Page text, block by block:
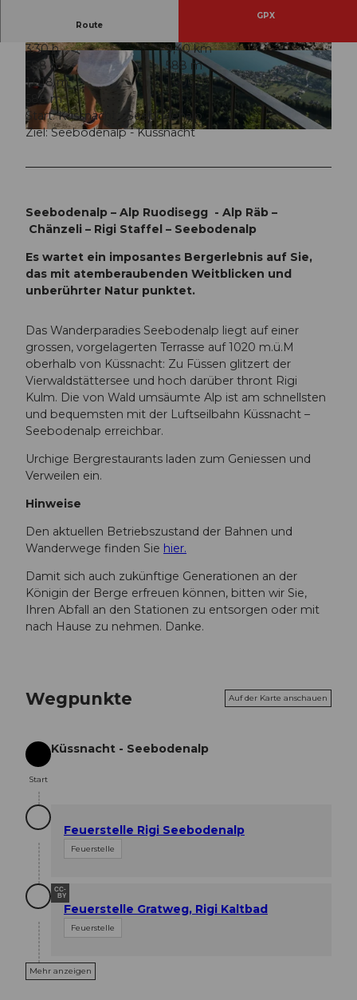
© RIGI BAHNEN AG, Schwyzer Wanderwege
© Venzin + Bühler Fotografen, RIGI BAHNEN
AG
© Rita Baggenstos, Schwyzer Wanderwege
Route
GPX
3:30 h
9,40 km
588 m
588 m
1.018 m
1.606 m
588 m
Start: Küssnacht - Seebodenalp
Ziel: Seebodenalp - Küssnacht
Seebodenalp – Alp Ruodisegg - Alp Räb –
Chänzeli – Rigi Staffel – Seebodenalp
Es wartet ein imposantes Bergerlebnis auf Sie,
das mit atemberaubenden Weitblicken und
unberührter Natur punktet.
Das Wanderparadies Seebodenalp liegt auf einer
grossen, vorgelagerten Terrasse auf 1020 m.ü.M
oberhalb von Küssnacht: Zu Füssen glitzert der
Vierwaldstättersee und hoch darüber thront Rigi
Kulm. Die von Wald umsäumte Alp ist am schnellsten
und bequemsten mit der Luftseilbahn Küssnacht –
Seebodenalp erreichbar.
Urchige Bergrestaurants laden zum Geniessen und
Verweilen ein.
Hinweise
Den aktuellen Betriebszustand der Bahnen und
Wanderwege finden Sie hier.
Damit sich auch zukünftige Generationen an der
Königin der Berge erfreuen können, bitten wir Sie,
Ihren Abfall an den Stationen zu entsorgen oder mit
nach Hause zu nehmen. Danke.
Wegpunkte Auf der Karte anschauen
Start
Start
Küssnacht - Seebodenalp
Feuerstelle Rigi Seebodenalp
Feuerstelle
CC-
BY
Feuerstelle Gratweg, Rigi Kaltbad
Feuerstelle
Mehr anzeigen